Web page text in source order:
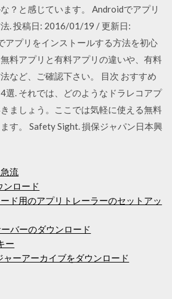
？と感じています。 Androidでアプリ
. 投稿日: 2016/01/19 / 更新日:
プリをインストールする方法を初心
料アプリと有料アプリの違いや、有料
など、ご確認下さい。 目次 おすすめ
選. それでは、どのようなドラレコアプ
ましょう。ここでは気軽に使える無料
す。 Safety Sight. 損保ジャパン日本興
流
ンロード
ド用のアプリトレーラーのセットアッ
バーのダウンロード
ー
ーアーカイブをダウンロード